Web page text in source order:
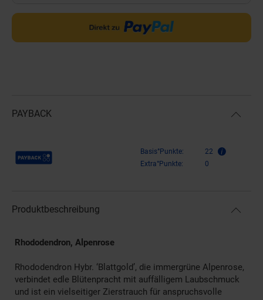
PAYBACK
Payback Punkte Basis°Punkte:
22
Extra°Punkte:
0
Produktbeschreibung
Rhododendron, Alpenrose
Rhododendron Hybr. ‘Blattgold’, die immergrüne Alpenrose,
verbindet edle Blütenpracht mit auffälligem Laubschmuck
und ist ein vielseitiger Zierstrauch für anspruchsvolle